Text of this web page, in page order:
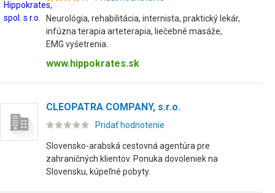
Neurológia, rehabilitácia, internista, praktický lekár,
infúzna terapia arteterapia, liečebné masáže,
EMG vyšetrenia.
www.hippokrates.sk
CLEOPATRA COMPANY, s.r.o.
Pridať hodnotenie
Slovensko-arabská cestovná agentúra pre
zahraničných klientov. Ponuka dovoleniek na
Slovensku, kúpeľné pobyty.